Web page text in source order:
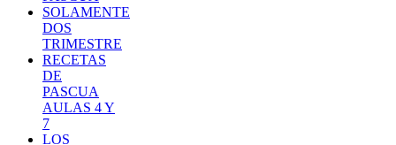
SOLAMENTE
DOS
TRIMESTRE
RECETAS
DE
PASCUA
AULAS 4 Y
7
LOS